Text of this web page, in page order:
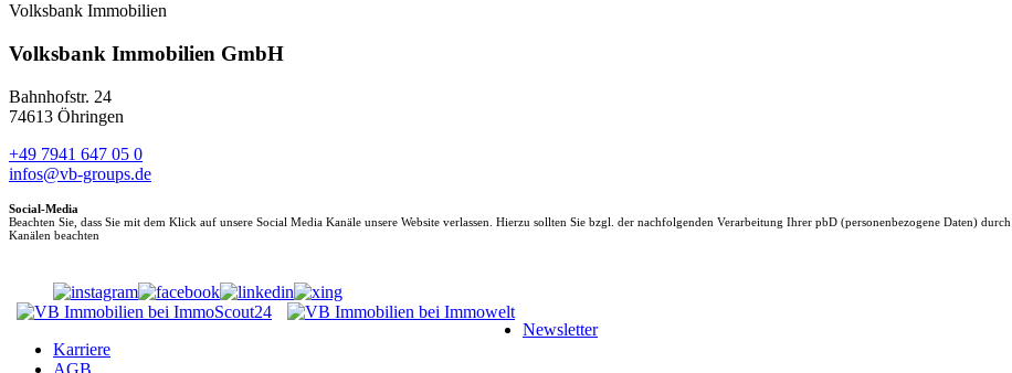
Volksbank Immobilien
Volksbank Immobilien GmbH
Bahnhofstr. 24
74613 Öhringen
+49 7941 647 05 0
infos@vb-groups.de
Social-Media
Beachten Sie, dass Sie mit dem Klick auf unsere Social Media Kanäle unsere Website verlassen. Hierzu sollten Sie bzgl. der nachfolgenden Verarbeitung Ihrer pbD (personenbezogene Daten)
Kanälen beachten
Newsletter
Karriere
AGB